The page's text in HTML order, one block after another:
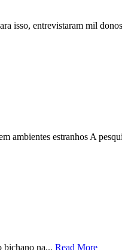
isso, entrevistaram mil
ambientes estranhos A
bichano na... Read More